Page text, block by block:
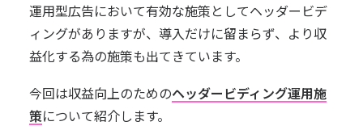
運用型広告において有効な施策としてヘッダービデ
ィングがありますが、導入だけに留まらず、より収
益化する為の施策も出てきています。
今回は収益向上のためのヘッダービディング運用施
策について紹介します。